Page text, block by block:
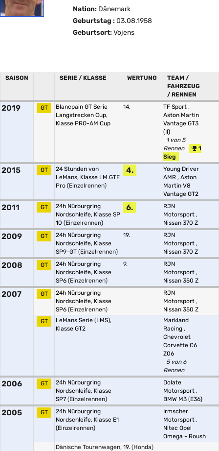
Nation: Dänemark
Geburtstag : 03.08.1958
Geburtsort: Vojens
SAISON SERIE / KLASSE WERTUNG
TEAM /
FAHRZEUG
/ RENNEN
2019 GT
Blancpain GT Serie
Langstrecken Cup,
Klasse PRO-AM Cup
14. TF Sport ,
Aston Martin
Vantage GT3
(II)
1 von 5
Rennen
1
Sieg
2015 GT
24 Stunden von
LeMans, Klasse LM GTE
Pro (Einzelrennen)
4.
Young Driver
AMR , Aston
Martin V8
Vantage GT2
2011 GT
24h Nürburgring
Nordschleife, Klasse SP
10 (Einzelrennen)
6.
RJN
Motorsport ,
Nissan 370 Z
2009 GT
24h Nürburgring
Nordschleife, Klasse
SP9-GT (Einzelrennen)
19.
RJN
Motorsport ,
Nissan 370 Z
2008 GT
24h Nürburgring
Nordschleife, Klasse
SP6 (Einzelrennen)
9.
RJN
Motorsport ,
Nissan 350 Z
2007 GT
24h Nürburgring
Nordschleife, Klasse
SP6 (Einzelrennen)
RJN
Motorsport ,
Nissan 350 Z
GT
LeMans Serie (LMS),
Klasse GT2
Markland
Racing ,
Chevrolet
Corvette C6
Z06
5 von 6
Rennen
2006 GT
24h Nürburgring
Nordschleife, Klasse
SP7 (Einzelrennen)
Dolate
Motorsport ,
BMW M3 (E36)
2005 GT
24h Nürburgring
Nordschleife, Klasse E1
(Einzelrennen)
Irmscher
Motorsport ,
Nitec Opel
Omega - Roush
Dänische Tourenwagen, 19. (Honda)